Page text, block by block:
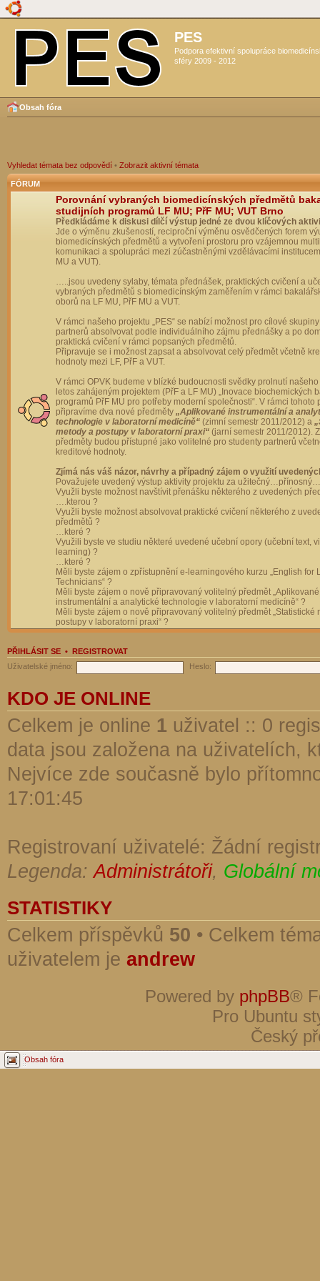
PES
Podpora efektivní spolupráce
sféry 2009 - 2012
Obsah fóra
Vyhledat témata bez odpovědí • Zobrazit aktivní témata
FÓRUM
Porovnání vybraných biomedicínských předmětů
studijních programů LF MU; PřF MU; VUT Brno
Předkládáme k diskusi dílčí výstup jedné ze dvou klíčových
Jde o výměnu zkušeností, reciproční výměnu osvědčených forem
biomedicínských předmětů a vytvoření prostoru pro vzájemnou
komunikaci a spolupráci mezi zúčastněnými vzdělávacími
MU a VUT).
…..jsou uvedeny sylaby, témata přednášek, praktických cvičení a
vybraných předmětů s biomedicínským zaměřením v rámci
oborů na LF MU, PřF MU a VUT.
V rámci našeho projektu „PES“ se nabízí možnost pro cílové
partnerů absolvovat podle individuálního zájmu přednášky a po
praktická cvičení v rámci popsaných předmětů.
Připravuje se i možnost zapsat a absolvovat celý předmět včetně
hodnoty mezi LF, PřF a VUT.
V rámci OPVK budeme v blízké budoucnosti svědky prolnutí
letos zahájeným projektem (PřF a LF MU) „Inovace biochemických
programů PřF MU pro potřeby moderní společnosti“. V rámci tohoto
připravíme dva nové předměty „Aplikované instrumentální a
technologie v laboratorní medicíně“ (zimní semestr 2011/2012) a
metody a postupy v laboratorní praxi“ (jarní semestr 2011/2012).
předměty budou přístupné jako volitelné pro studenty partnerů
kreditové hodnoty.
Zjímá nás váš názor, návrhy a případný zájem o využití
Považujete uvedený výstup aktivity projektu za
Využli byste možnost navštívit přenášku některého z uvedených
….kterou ?
Využli byste možnost absolvovat praktické cvičení některého z
předmětů ?
…které ?
Využili byste ve studiu některé uvedené učební opory (učební text,
learning) ?
…které ?
Měli byste zájem o zpřístupnění e-learningového kurzu „English for
Technicians“ ?
Měli byste zájem o nově připravovaný volitelný předmět „Aplikované
instrumentální a analytické technologie v laboratorní medicíně“ ?
Měli byste zájem o nově připravovaný volitelný předmět „Statistické
postupy v laboratorní praxi“ ?
PŘIHLÁSIT SE • REGISTROVAT
Uživatelské jméno:
Heslo:
KDO JE ONLINE
Celkem je online 1 uživatel :: 0
data jsou založena na uživatelích,
Nejvíce zde současně bylo
17:01:45
Registrovaní uživatelé: Žádní
Legenda:Administrátoři, Globální
STATISTIKY
Celkem příspěvků 50 • Celkem
uživatelem je andrew
Powered by phpBB®
Pro Ubuntu
Český
Obsah fóra